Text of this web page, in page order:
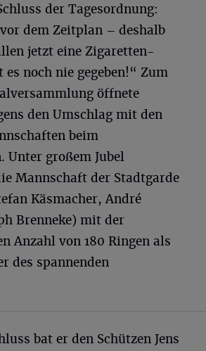
der Tagesordnung:
dem Zeitplan – deshalb
jetzt eine Zigaretten-
es noch nie gegeben!“ Zum
öffnete
den Umschlag mit den
beim
Unter großem Jubel
Mannschaft der Stadtgarde
Käsmacher, André
Brenneke) mit der
Anzahl von 180 Ringen als
des spannenden
bat er den Schützen Jens